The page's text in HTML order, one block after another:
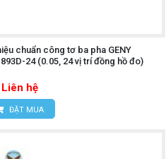
chuẩn công tơ ba pha GENY
24 (0.05, 24 vị trí đồng hồ đo)
Liên hệ
ĐẶT MUA